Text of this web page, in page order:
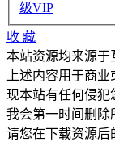
级VIP
收 藏
本站资源均来源于
上述内容用于商业
现本站有任何侵犯
我会第一时间删除
请您在下载资源后